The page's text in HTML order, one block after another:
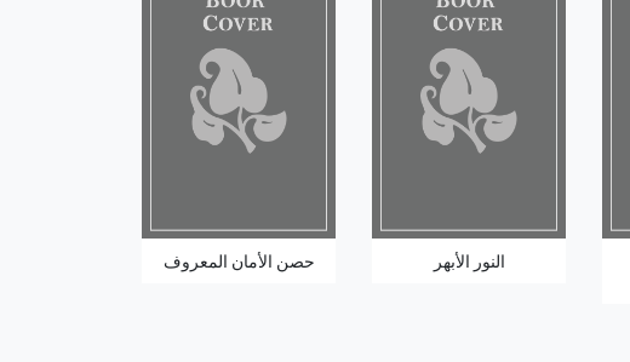
حصن الأمان المعروف النور الأبهر